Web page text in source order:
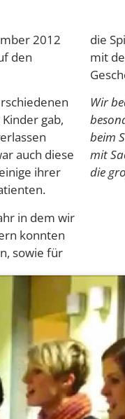
2012
den
gab,
auch diese
ihrer
in dem wir
konnten
sowie für
die
mit
Wir
beim
mit
die